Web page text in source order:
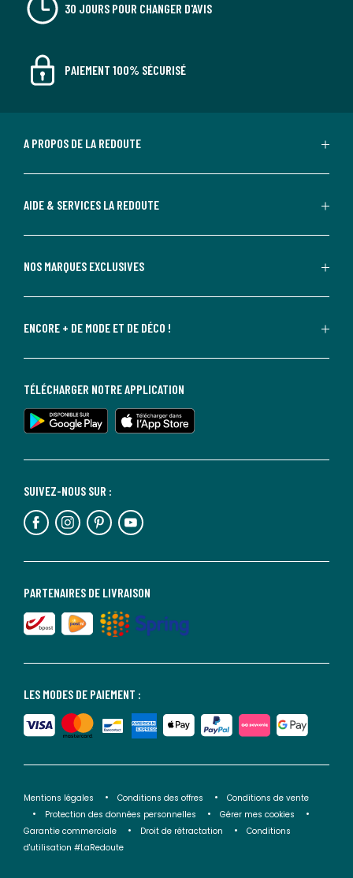
30 JOURS POUR CHANGER D'AVIS
PAIEMENT 100% SÉCURISÉ
A PROPOS DE LA REDOUTE
AIDE & SERVICES LA REDOUTE
NOS MARQUES EXCLUSIVES
ENCORE + DE MODE ET DE DÉCO !
LES MODES DE PAIEMENT :
PARTENAIRES DE LIVRAISON
SUIVEZ-NOUS SUR :
TÉLÉCHARGER NOTRE APPLICATION
Mentions légales Conditions des offres
Conditions de vente
Protection des données personnelles
Gérer mes cookies
Garantie commerciale
Droit de rétractation
Conditions
d'utilisation #LaRedoute